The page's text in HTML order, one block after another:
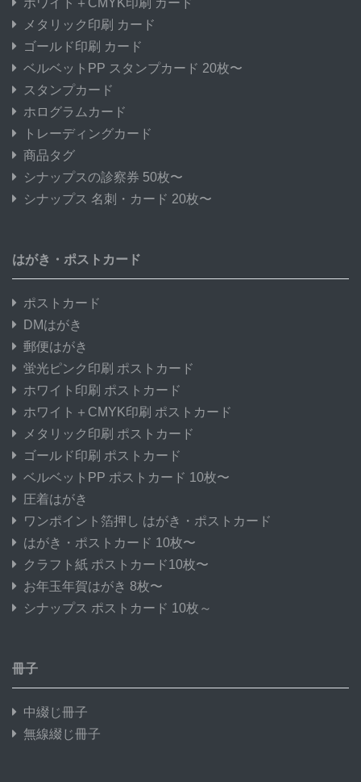
メタリック印刷 カード
ゴールド印刷 カード
ベルベットPP スタンプカード 20枚〜
スタンプカード
ホログラムカード
トレーディングカード
商品タグ
シナップスの診察券 50枚〜
シナップス 名刺・カード 20枚〜
はがき・ポストカード
ポストカード
DMはがき
郵便はがき
蛍光ピンク印刷 ポストカード
ホワイト印刷 ポストカード
ホワイト＋CMYK印刷 ポストカード
メタリック印刷 ポストカード
ゴールド印刷 ポストカード
ベルベットPP ポストカード 10枚〜
圧着はがき
ワンポイント箔押し はがき・ポストカード
はがき・ポストカード 10枚〜
クラフト紙 ポストカード10枚〜
お年玉年賀はがき 8枚〜
シナップス ポストカード 10枚～
冊子
中綴じ冊子
無線綴じ冊子